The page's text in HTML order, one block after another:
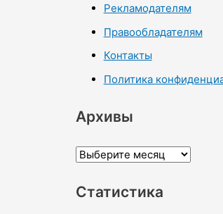
Рекламодателям
Правообладателям
Контакты
Политика
Архивы
А
х
Статистика